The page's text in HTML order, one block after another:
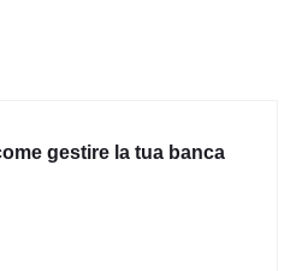
gestire la tua banca